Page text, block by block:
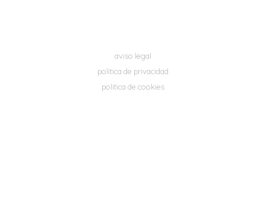
aviso legal
política de privacidad
política de cookies